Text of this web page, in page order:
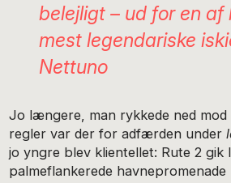
belejligt – ud for en af
mest legendariske
Nettuno
Jo længere, man rykkede ned mod
regler var der for adfærden under
jo yngre blev klientellet: Rute 2 gik
palmeflankerede havnepromenade